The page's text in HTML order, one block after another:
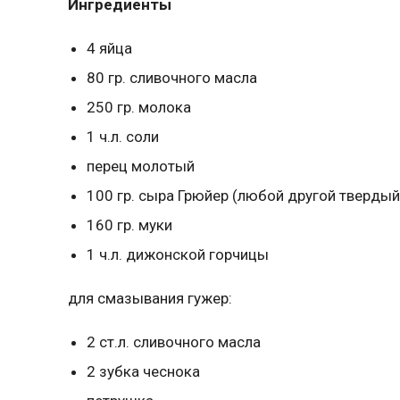
Ингредиенты
4 яйца
80 гр. сливочного масла
250 гр. молока
1 ч.л. соли
перец молотый
100 гр. сыра Грюйер (любой другой
160 гр. муки
1 ч.л. дижонской горчицы
для смазывания гужер:
2 ст.л. сливочного масла
2 зубка чеснока